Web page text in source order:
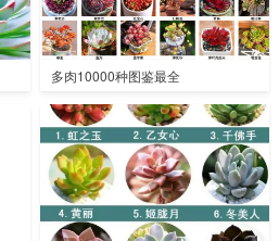
多肉10000种图鉴最全